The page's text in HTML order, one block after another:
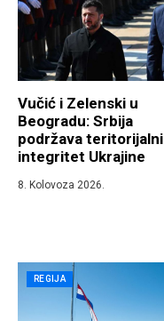
Vučić i Zelenski u
Beogradu: Srbija
podržava teritorijalni
integritet Ukrajine
8. Kolovoza 2026.
REGIJA